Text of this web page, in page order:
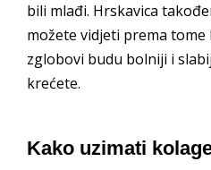
bili mlađi. Hrskavica
možete vidjeti prema tome
zglobovi budu bolniji i
krećete.
Kako uzimati